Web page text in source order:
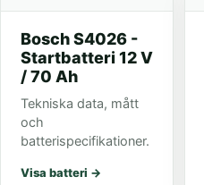
Bosch S4026 -
Startbatteri 12 V
/ 70 Ah
Tekniska data, mått
och
batterispecifikationer.
Visa batteri →